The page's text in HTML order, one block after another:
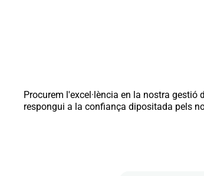
Procurem l'excel·lència en la nostra
respongui a la confiança dipositada pels